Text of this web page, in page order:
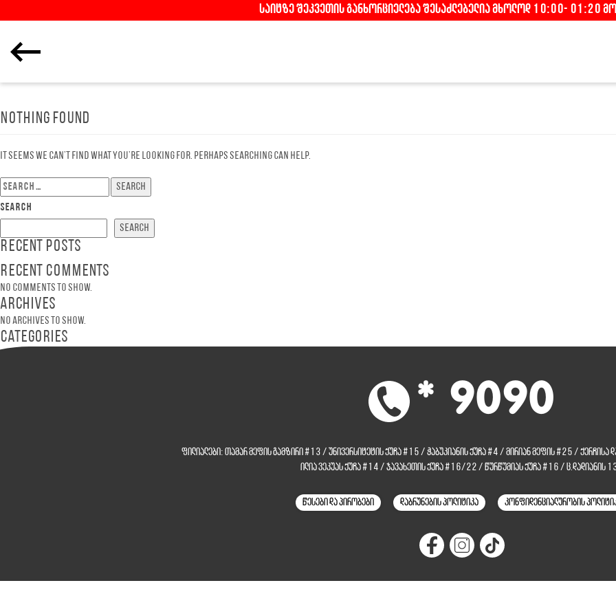
საიტზე შეკვეთის განხორციელება შესაძლებელია მხოლოდ 10:00- 01:20
Nothing Found
It seems we can’t find what you’re looking for. Perhaps searching can help.
Search
for:
Search
Search
Recent Posts
Recent Comments
No comments to show.
Archives
No archives to show.
Categories
* 9090
ფილიალები:თამარ მეფის გამზირი #13/უნივერსიტეტის ქუჩა #15/ჭაბუკიანის ქუჩა #4/მირიან მეფის #25/ქერჩისა
ილია ვეკუას ქუჩა #14/ჯავახეთის ქუჩა #16/22/ წურწუმიას ქუჩა #16/ც.დადიანის
წესები და პირობები დაბრუნების პოლიტიკა კონფიდენციალურობის